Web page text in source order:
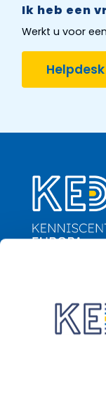
Ik heb een
Werkt u voor
Helpdesk
2514 JS Den